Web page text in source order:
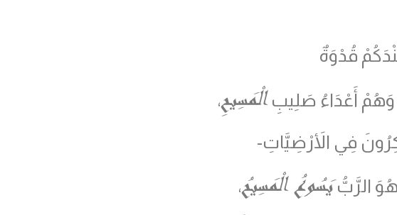
قُدْوَةٌ
وَهُمْ أَعْدَاءُ صَلِيبِالْمَسِيحِ،
فِي الأَرْضِيَّاتِ-
هُوَ الرَّبُّيَسُوعُ الْمَسِيحُ،